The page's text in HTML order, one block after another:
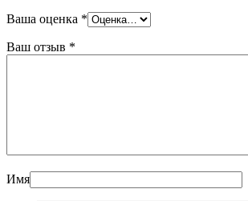
Ваша оценка *
Ваш отзыв *
Имя